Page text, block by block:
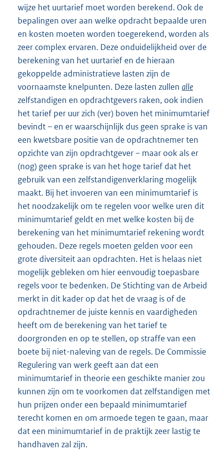
wijze het uurtarief moet worden berekend. Ook de
bepalingen over aan welke opdracht bepaalde uren
en kosten moeten worden toegerekend, worden als
zeer complex ervaren. Deze onduidelijkheid over de
berekening van het uurtarief en de hieraan
gekoppelde administratieve lasten zijn de
voornaamste knelpunten. Deze lasten zullen alle
zelfstandigen en opdrachtgevers raken, ook indien
het tarief per uur zich (ver) boven het minimumtarief
bevindt – en er waarschijnlijk dus geen sprake is van
een kwetsbare positie van de opdrachtnemer ten
opzichte van zijn opdrachtgever – maar ook als er
(nog) geen sprake is van het hoge tarief dat het
gebruik van een zelfstandigenverklaring mogelijk
maakt. Bij het invoeren van een minimumtarief is
het noodzakelijk om te regelen voor welke uren dit
minimumtarief geldt en met welke kosten bij de
berekening van het minimumtarief rekening wordt
gehouden. Deze regels moeten gelden voor een
grote diversiteit aan opdrachten. Het is helaas niet
mogelijk gebleken om hier eenvoudig toepasbare
regels voor te bedenken. De Stichting van de Arbeid
merkt in dit kader op dat het de vraag is of de
opdrachtnemer de juiste kennis en vaardigheden
heeft om de berekening van het tarief te
doorgronden en op te stellen, op straffe van een
boete bij niet-naleving van de regels. De Commissie
Regulering van werk geeft aan dat een
minimumtarief in theorie een geschikte manier zou
kunnen zijn om te voorkomen dat zelfstandigen met
hun prijzen onder een bepaald minimumtarief
terecht komen en om armoede tegen te gaan, maar
dat een minimumtarief in de praktijk zeer lastig te
handhaven zal zijn.